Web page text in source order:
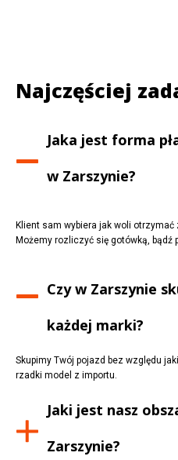
Najczęściej
Jaka jest forma
w Zarszynie?
Klient sam wybiera jak woli otrzymać
Możemy rozliczyć się gotówką,
Czy w Zarszynie
każdej marki?
Skupimy Twój pojazd bez względu
rzadki model z importu.
Jaki jest nasz
Zarszynie?